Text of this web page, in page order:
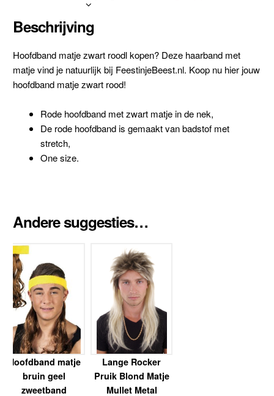
Beschrijving
Hoofdband matje zwart roodl kopen? Deze haarband met
matje vind je natuurlijk bij FeestinjeBeest.nl. Koop nu hier jouw
hoofdband matje zwart rood!
Rode hoofdband met zwart matje in de nek,
De rode hoofdband is gemaakt van badstof met
stretch,
One size.
Andere suggesties…
Hoofdband matje
bruin geel
zweetband
Lange Rocker
Pruik Blond Matje
Mullet Metal